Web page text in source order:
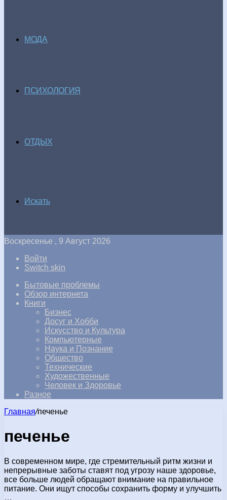
МОДА
ПСИХОЛОГИЯ
ОТДЫХ
Искать
Воскресенье , 9 Август 2026
Войти
Switch skin
Бытовые проблемы
Обзор интернета
Книги
Бизнес
Досуг и Хобби
Искусство и Культура
Компьютерные
Наука и Познание
Общество
Технические
Художественные
Человек и Здоровье
Разное
Главная/печенье
печенье
В современном мире, где стремительный ритм жизни и
непрерывные заботы ставят под угрозу наше здоровье,
все больше людей обращают внимание на правильное
питание. Они ищут способы сохранить форму и улучшить
…